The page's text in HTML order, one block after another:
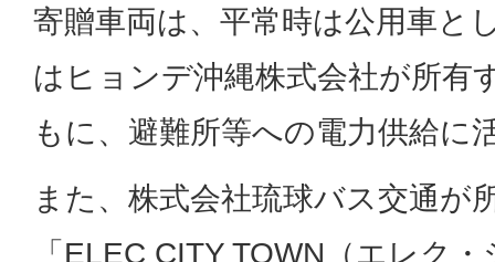
寄贈車両は、平常時は公用車と
はヒョンデ沖縄株式会社が所有
もに、避難所等への電力供給に
また、株式会社琉球バス交通が
「ELEC CITY TOWN（エレク